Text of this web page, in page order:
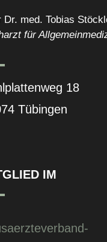
Dr. med. Tobias
für
18
Tübingen
IM